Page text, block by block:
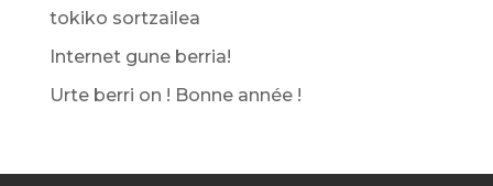
tokiko sortzailea
Internet gune berria!
Urte berri on ! Bonne année !